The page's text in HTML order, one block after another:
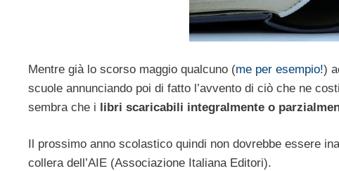
Mentre già lo scorso maggio qualcuno (me per esempio!)
scuole annunciando poi di fatto l’avvento di ciò che ne
sembra che i libri scaricabili integralmente o
Il prossimo anno scolastico quindi non dovrebbe essere
collera dell’AIE (Associazione Italiana Editori).